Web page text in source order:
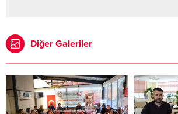
Diğer Galeriler